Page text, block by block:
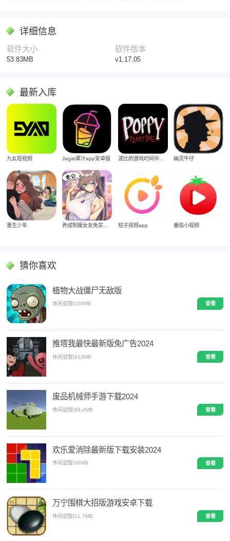
详细信息
软件大小
53.83MB
软件版本
v1.17.05
最新入库
九幺短视频 Jagat果汁app安卓版 波比的游戏时间中文版 幽灵牛仔
重生少年 桔子视频app 番茄小视频
猜你喜欢
植物大战僵尸无敌版
休闲益智|109MB 查看
推塔我最快最新版免广告2024
休闲益智|913MB 查看
废品机械师手游下载2024
休闲益智|99.4MB 查看
欢乐爱消除最新版下载安装2024
休闲益智 |30MB 查看
万宁围棋大招版游戏安卓下载
休闲益智|11.7MB 查看